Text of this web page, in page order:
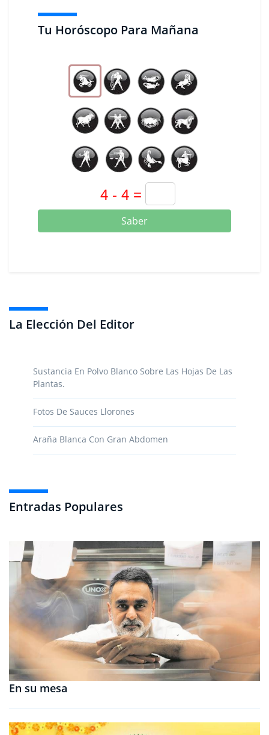
Tu Horóscopo Para Mañana
Saber
La Elección Del Editor
Sustancia En Polvo Blanco Sobre Las Hojas De Las
Plantas.
Fotos De Sauces Llorones
Araña Blanca Con Gran Abdomen
Entradas Populares
En su mesa